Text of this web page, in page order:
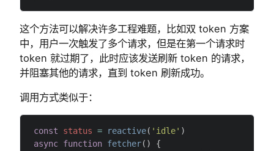
这个方法可以解决许多工程难题，比如双 token 方案
中，用户一次触发了多个请求，但是在第一个请求时
token 就过期了，此时应该发送刷新 token 的请求，
并阻塞其他的请求，直到 token 刷新成功。
调用方式类似于：
const status = reactive( 'idle' )
async function fetcher() {